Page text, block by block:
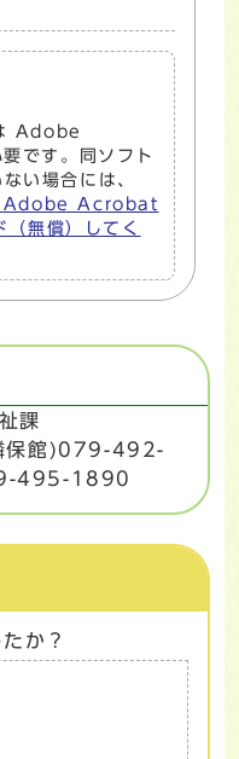
Adobe
です。同ソフト
い場合には、
Adobe Acrobat
無償）してく
課
保館)079-492-
495-1890
か？